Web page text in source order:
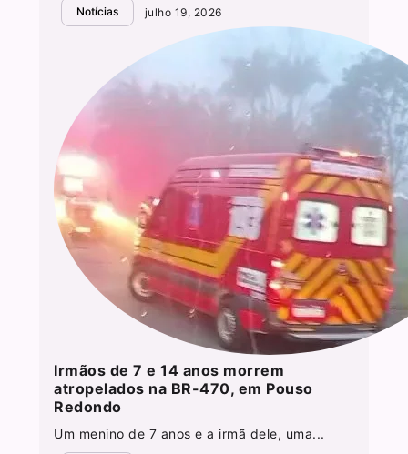
Notícias julho 19, 2026
Irmãos de 7 e 14 anos morrem
atropelados na BR-470, em Pouso
Redondo
Um menino de 7 anos e a irmã dele, uma...